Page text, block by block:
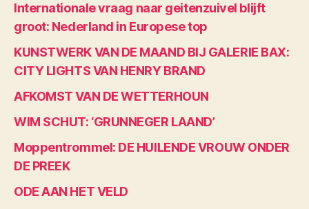
Internationale vraag naar geitenzuivel blijft
groot: Nederland in Europese top
KUNSTWERK VAN DE MAAND BIJ GALERIE BAX:
CITY LIGHTS VAN HENRY BRAND
AFKOMST VAN DE WETTERHOUN
WIM SCHUT: ‘GRUNNEGER LAAND’
Moppentrommel: DE HUILENDE VROUW ONDER
DE PREEK
ODE AAN HET VELD